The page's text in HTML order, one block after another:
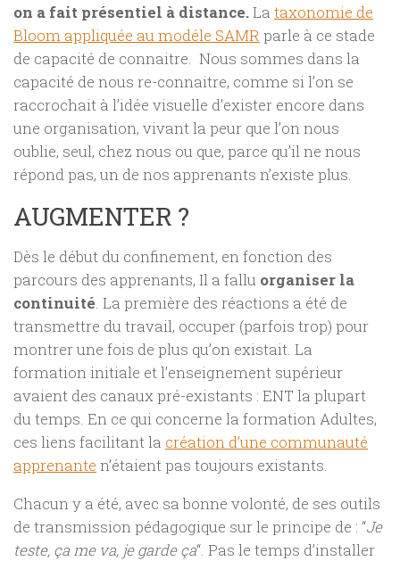
on a fait présentiel à distance.La taxonomie de
Bloom appliquée au modéle SAMR parle à ce stade
de capacité de connaitre. Nous sommes dans la
capacité de nous re-connaitre, comme si l’on se
raccrochait à l’idée visuelle d’exister encore dans
une organisation, vivant la peur que l’on nous
oublie, seul, chez nous ou que, parce qu’il ne nous
répond pas, un de nos apprenants n’existe plus.
AUGMENTER ?
Dès le début du confinement, en fonction des
parcours des apprenants, Il a fallu organiser la
continuité. La première des réactions a été de
transmettre du travail, occuper (parfois trop) pour
montrer une fois de plus qu’on existait. La
formation initiale et l’enseignement supérieur
avaient des canaux pré-existants : ENT la plupart
du temps. En ce qui concerne la formation Adultes,
ces liens facilitant la création d’une communauté
apprenante n’étaient pas toujours existants.
Chacun y a été, avec sa bonne volonté, de ses outils
de transmission pédagogique sur le principe de : “Je
teste, ça me va, je garde ça“. Pas le temps d’installer